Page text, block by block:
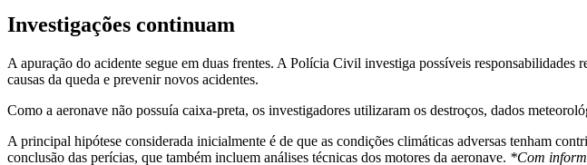
Investigações continuam
A apuração do acidente segue em duas frentes. A Polícia Civil investiga possíveis
causas da queda e prevenir novos acidentes.
Como a aeronave não possuía caixa-preta, os investigadores utilizaram os destroços, dados
A principal hipótese considerada inicialmente é de que as condições climáticas adversas tenham
conclusão das perícias, que também incluem análises técnicas dos motores da aeronave. *Com